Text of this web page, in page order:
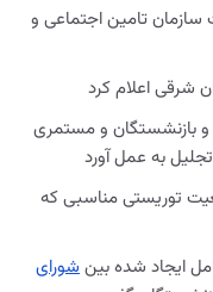
تامین اجتماعی و
شرقی اعلام کرد
و بازنشستگان و مستمری
به عمل آورد
توریستی مناسبی که
ایجاد شده بینشورای